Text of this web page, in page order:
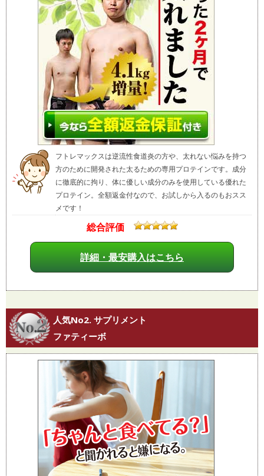
フトレマックスは逆流性食道炎の方や、太れない悩みを持つ
方のために開発された太るための専用プロテインです。成分
に徹底的に拘り、体に優しい成分のみを使用している優れた
プロテイン。全額返金付なので、お試しから入るのもおスス
メです！
総合評価
詳細・最安購入はこちら
人気No2. サプリメント
ファティーボ